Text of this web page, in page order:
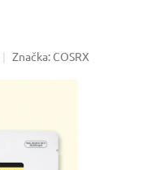
Značka: COSRX